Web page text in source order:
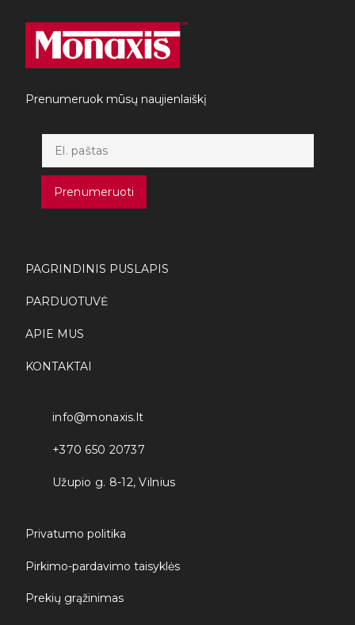
Prenumeruok mūsų naujienlaiškį
Prenumeruoti
PAGRINDINIS PUSLAPIS
PARDUOTUVĖ
APIE MUS
KONTAKTAI
info@monaxis.lt
+370 650 20737
Užupio g. 8-12, Vilnius
Privatumo politika
Pirkimo-pardavimo taisyklės
Prekių grąžinimas